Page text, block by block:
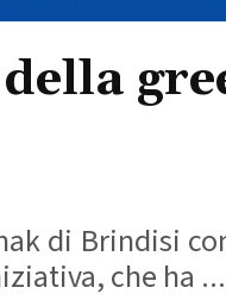
di Brindisi
che ha ...